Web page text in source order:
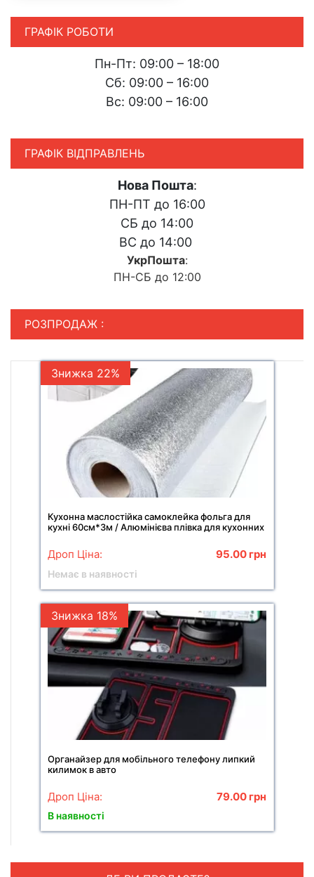
ГРАФІК РОБОТИ
Пн-Пт: 09:00 – 18:00
Сб: 09:00 – 16:00
Вс: 09:00 – 16:00
ГРАФІК ВІДПРАВЛЕНЬ
Нова Пошта:
ПН-ПТ до 16:00
СБ до 14:00
ВС до 14:00
УкрПошта:
ПН-СБ до 12:00
РОЗПРОДАЖ :
Знижка 22%
Кухонна маслостійка самоклейка фольга для
кухні 60см*3м / Алюмінієва плівка для кухонних
Дроп Ціна: 95.00 грн
Немає в наявності
Знижка 18%
Органайзер для мобільного телефону липкий
килимок в авто
Дроп Ціна: 79.00 грн
В наявності